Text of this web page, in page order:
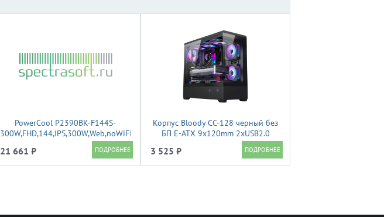
PowerCool P2390BK-F144S-
300W,FHD,144,IPS,300W,Web,noWiFi,1*USB3.0,1*Type-
21 661 ₽
Корпус Bloody CC-128 черный без
БП E-ATX 9x120mm 2xUSB2.0
1xUSB3.0 audio bott PSU
3 525 ₽